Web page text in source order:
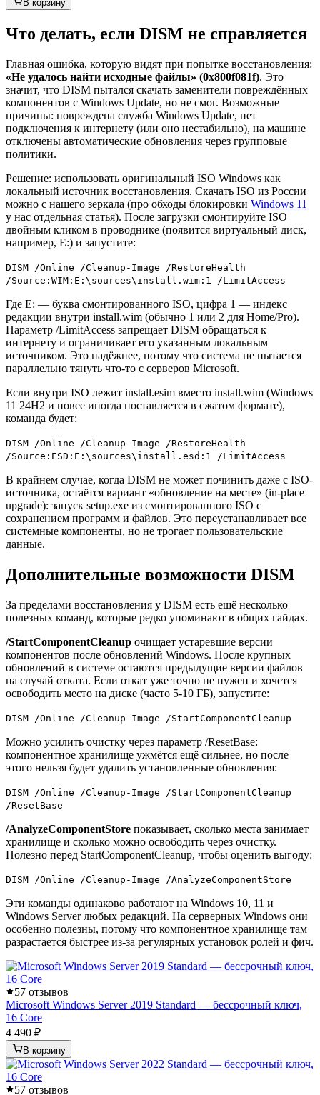
В корзину
Что делать, если DISM не справляется
Главная ошибка, которую видят при попытке восстановления:
«Не удалось найти исходные файлы» (0x800f081f). Это
значит, что DISM пытался скачать заменители повреждённых
компонентов с Windows Update, но не смог. Возможные
причины: повреждена служба Windows Update, нет
подключения к интернету (или оно нестабильно), на машине
отключены автоматические обновления через групповые
политики.
Решение: использовать оригинальный ISO Windows как
локальный источник восстановления. Скачать ISO из России
можно с нашего зеркала (про обходы блокировки Windows 11
у нас отдельная статья). После загрузки смонтируйте ISO
двойным кликом в проводнике (появится виртуальный диск,
например, E:) и запустите:
DISM /Online /Cleanup-Image /RestoreHealth
/Source:WIM:E:\sources\install.wim:1 /LimitAccess
Где E: — буква смонтированного ISO, цифра 1 — индекс
редакции внутри install.wim (обычно 1 или 2 для Home/Pro).
Параметр /LimitAccess запрещает DISM обращаться к
интернету и ограничивает его указанным локальным
источником. Это надёжнее, потому что система не пытается
параллельно тянуть что-то с серверов Microsoft.
Если внутри ISO лежит install.esim вместо install.wim (Windows
11 24H2 и новее иногда поставляется в сжатом формате),
команда будет:
DISM /Online /Cleanup-Image /RestoreHealth
/Source:ESD:E:\sources\install.esd:1 /LimitAccess
В крайнем случае, когда DISM не может починить даже с ISO-
источника, остаётся вариант «обновление на месте» (in-place
upgrade): запуск setup.exe из смонтированного ISO с
сохранением программ и файлов. Это переустанавливает все
системные компоненты, но не трогает пользовательские
данные.
Дополнительные возможности DISM
За пределами восстановления у DISM есть ещё несколько
полезных команд, которые редко упоминают в общих гайдах.
/StartComponentCleanup очищает устаревшие версии
компонентов после обновлений Windows. После крупных
обновлений в системе остаются предыдущие версии файлов
на случай отката. Если откат уже точно не нужен и хочется
освободить место на диске (часто 5-10 ГБ), запустите:
DISM /Online /Cleanup-Image /StartComponentCleanup
Можно усилить очистку через параметр /ResetBase:
компонентное хранилище ужмётся ещё сильнее, но после
этого нельзя будет удалить установленные обновления:
DISM /Online /Cleanup-Image /StartComponentCleanup
/ResetBase
/AnalyzeComponentStore показывает, сколько места занимает
хранилище и сколько можно освободить через очистку.
Полезно перед StartComponentCleanup, чтобы оценить выгоду:
DISM /Online /Cleanup-Image /AnalyzeComponentStore
Эти команды одинаково работают на Windows 10, 11 и
Windows Server любых редакций. На серверных Windows они
особенно полезны, потому что компонентное хранилище там
разрастается быстрее из-за регулярных установок ролей и фич.
57 отзывов
Microsoft Windows Server 2019 Standard — бессрочный ключ,
16 Core
4 490 ₽
В корзину
57 отзывов